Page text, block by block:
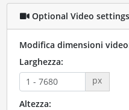
Optional Video settings
Modifica dimensioni
Larghezza:
px
Altezza: